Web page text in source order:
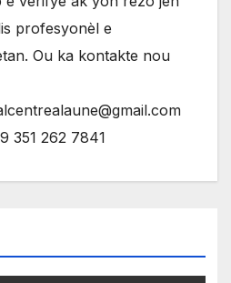
profesyonèl e
Ou ka kontakte nou
351 262 7841